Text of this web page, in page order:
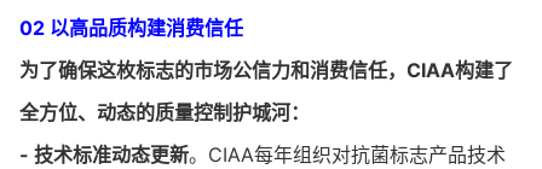
02 以高品质构建消费信任
为了确保这枚标志的市场公信力和消费信任，CIAA构建了
全方位、动态的质量控制护城河：
- 技术标准动态更新。CIAA每年组织对抗菌标志产品技术